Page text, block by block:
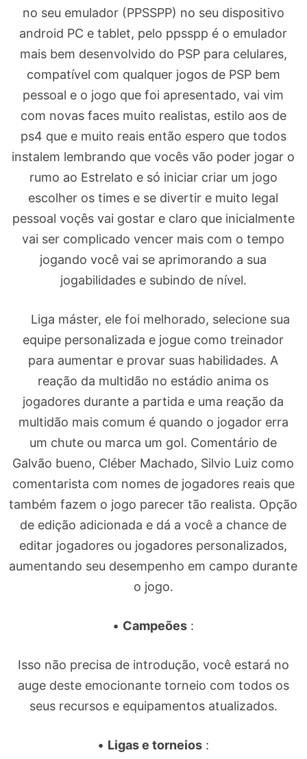
no seu emulador (PPSSPP) no seu dispositivo
android PC e tablet, pelo ppsspp é o emulador
mais bem desenvolvido do PSP para celulares,
compatível com qualquer jogos de PSP bem
pessoal e o jogo que foi apresentado, vai vim
com novas faces muito realistas, estilo aos de
ps4 que e muito reais então espero que todos
instalem lembrando que vocês vão poder jogar o
rumo ao Estrelato e só iniciar criar um jogo
escolher os times e se divertir e muito legal
pessoal voçês vai gostar e claro que inicialmente
vai ser complicado vencer mais com o tempo
jogando você vai se aprimorando a sua
jogabilidades e subindo de nível.
Liga máster, ele foi melhorado, selecione sua
equipe personalizada e jogue como treinador
para aumentar e provar suas habilidades. A
reação da multidão no estádio anima os
jogadores durante a partida e uma reação da
multidão mais comum é quando o jogador erra
um chute ou marca um gol. Comentário de
Galvão bueno, Cléber Machado, Silvio Luiz como
comentarista com nomes de jogadores reais que
também fazem o jogo parecer tão realista. Opção
de edição adicionada e dá a você a chance de
editar jogadores ou jogadores personalizados,
aumentando seu desempenho em campo durante
o jogo.
• Campeões :
Isso não precisa de introdução, você estará no
auge deste emocionante torneio com todos os
seus recursos e equipamentos atualizados.
• Ligas e torneios :